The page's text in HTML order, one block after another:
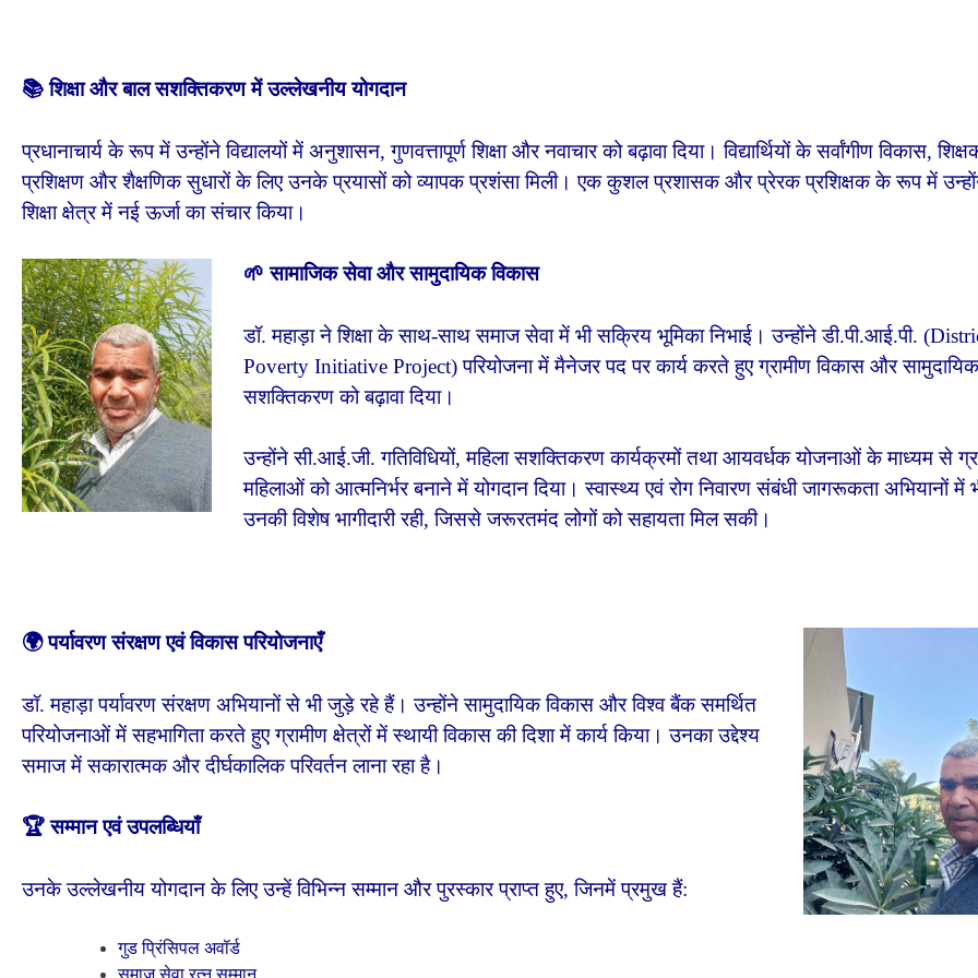
📚 शिक्षा और बाल सशक्तिकरण में उल्लेखनीय योगदान
प्रधानाचार्य के रूप में उन्होंने विद्यालयों में अनुशासन, गुणवत्तापूर्ण शिक्षा और नवाचार को बढ़ावा दिया। विद्यार्थियों के सर्वांगीण विकास,
प्रशिक्षण और शैक्षणिक सुधारों के लिए उनके प्रयासों को व्यापक प्रशंसा मिली। एक कुशल प्रशासक और प्रेरक प्रशिक्षक के रूप में
शिक्षा क्षेत्र में नई ऊर्जा का संचार किया।
🌱 सामाजिक सेवा और सामुदायिक विकास
डॉ. महाड़ा ने शिक्षा के साथ-साथ समाज सेवा में भी सक्रिय भूमिका निभाई। उन्होंने डी.पी.आई.पी.
Poverty Initiative Project) परियोजना में मैनेजर पद पर कार्य करते हुए ग्रामीण विकास और सामुदायिक
सशक्तिकरण को बढ़ावा दिया।
उन्होंने सी.आई.जी. गतिविधियों, महिला सशक्तिकरण कार्यक्रमों तथा आयवर्धक योजनाओं के माध्यम से
महिलाओं को आत्मनिर्भर बनाने में योगदान दिया। स्वास्थ्य एवं रोग निवारण संबंधी जागरूकता अभियानों में
उनकी विशेष भागीदारी रही, जिससे जरूरतमंद लोगों को सहायता मिल सकी।
🌍 पर्यावरण संरक्षण एवं विकास परियोजनाएँ
डॉ. महाड़ा पर्यावरण संरक्षण अभियानों से भी जुड़े रहे हैं। उन्होंने सामुदायिक विकास और विश्व बैंक समर्थित
परियोजनाओं में सहभागिता करते हुए ग्रामीण क्षेत्रों में स्थायी विकास की दिशा में कार्य किया। उनका उद्देश्य
समाज में सकारात्मक और दीर्घकालिक परिवर्तन लाना रहा है।
🏆 सम्मान एवं उपलब्धियाँ
उनके उल्लेखनीय योगदान के लिए उन्हें विभिन्न सम्मान और पुरस्कार प्राप्त हुए, जिनमें प्रमुख हैं:
गुड प्रिंसिपल अवॉर्ड